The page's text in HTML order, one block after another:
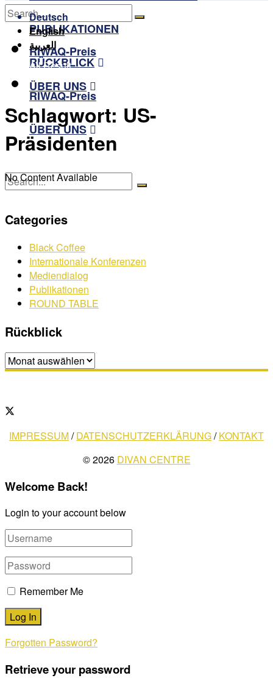
RÜCKBLICK
RIWAQ-Preis
ÜBER UNS
PUBLIKATIONEN
RÜCKBLICK
RIWAQ-Preis
ÜBER UNS
No Result
View All Result
No Result
View All Result
Deutsch
English
العربية
Schlagwort: US-
Präsidenten
No Content Available
Categories
Black Coffee
Internationale Konferenzen
Mediendialog
Publikationen
ROUND TABLE
Rückblick
Rückblick
IMPRESSUM/DATENSCHUTZERKLÄRUNG/KONTAKT
© 2026 DIVAN CENTRE
Welcome Back!
Login to your account below
Remember Me
Forgotten Password?
Retrieve your password